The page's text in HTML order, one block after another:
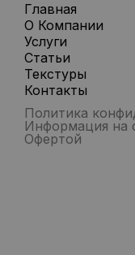
Главная
О Компании
Услуги
Статьи
Текстуры
Контакты
Политика
Информация на
Офертой